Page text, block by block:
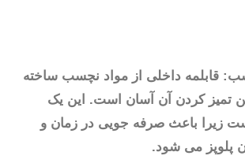
قابلمه داخلی از مواد نچسب ساخته
تمیز کردن آن آسان است. این یک
زیرا باعث صرفه جویی در زمان و
پلوپز می شود.